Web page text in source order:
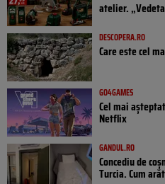
atelier.
DESCOPERA.RO
Care este cel
GO4GAMES
Cel mai
Netflix
GANDUL.RO
Concediu de
Turcia. Cum